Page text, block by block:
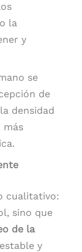
la
y
se
de
densidad
más
cualitativo:
sino que
de la
y